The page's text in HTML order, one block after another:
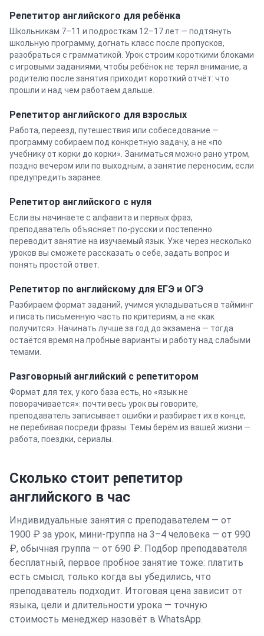
Репетитор английского для ребёнка
Школьникам 7–11 и подросткам 12–17 лет — подтянуть
школьную программу, догнать класс после пропусков,
разобраться с грамматикой. Урок строим короткими блоками
с игровыми заданиями, чтобы ребёнок не терял внимание, а
родителю после занятия приходит короткий отчёт: что
прошли и над чем работаем дальше.
Репетитор английского для взрослых
Работа, переезд, путешествия или собеседование —
программу собираем под конкретную задачу, а не «по
учебнику от корки до корки». Заниматься можно рано утром,
поздно вечером или по выходным, а занятие переносим, если
предупредить заранее.
Репетитор английского с нуля
Если вы начинаете с алфавита и первых фраз,
преподаватель объясняет по-русски и постепенно
переводит занятие на изучаемый язык. Уже через несколько
уроков вы сможете рассказать о себе, задать вопрос и
понять простой ответ.
Репетитор по английскому для ЕГЭ и ОГЭ
Разбираем формат заданий, учимся укладываться в тайминг
и писать письменную часть по критериям, а не «как
получится». Начинать лучше за год до экзамена — тогда
остаётся время на пробные варианты и работу над слабыми
темами.
Разговорный английский с репетитором
Формат для тех, у кого база есть, но «язык не
поворачивается»: почти весь урок вы говорите,
преподаватель записывает ошибки и разбирает их в конце,
не перебивая посреди фразы. Темы берём из вашей жизни —
работа, поездки, сериалы.
Сколько стоит репетитор
английского в час
Индивидуальные занятия с преподавателем — от
1900 ₽ за урок, мини-группа на 3–4 человека — от 990
₽, обычная группа — от 690 ₽. Подбор преподавателя
бесплатный, первое пробное занятие тоже: платить
есть смысл, только когда вы убедились, что
преподаватель подходит. Итоговая цена зависит от
языка, цели и длительности урока — точную
стоимость менеджер назовёт в WhatsApp.